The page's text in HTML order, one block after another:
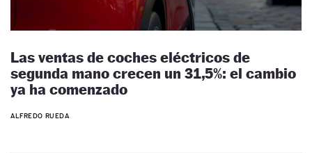
Las ventas de coches eléctricos de
segunda mano crecen un 31,5%: el cambio
ya ha comenzado
ALFREDO RUEDA